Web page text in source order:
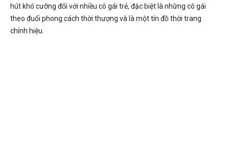
hút khó cưỡng đối với nhiều cô gái trẻ, đặc biệt là những cô gái
theo đuổi phong cách thời thượng và là một tín đồ thời trang
chính hiệu.